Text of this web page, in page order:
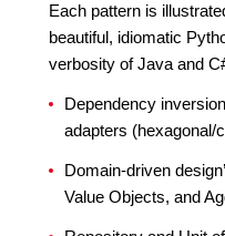
Each pattern is
beautiful, idiomatic
verbosity of Java and
Dependency
adapters (hexagonal/
Domain-driven
Value Objects, and